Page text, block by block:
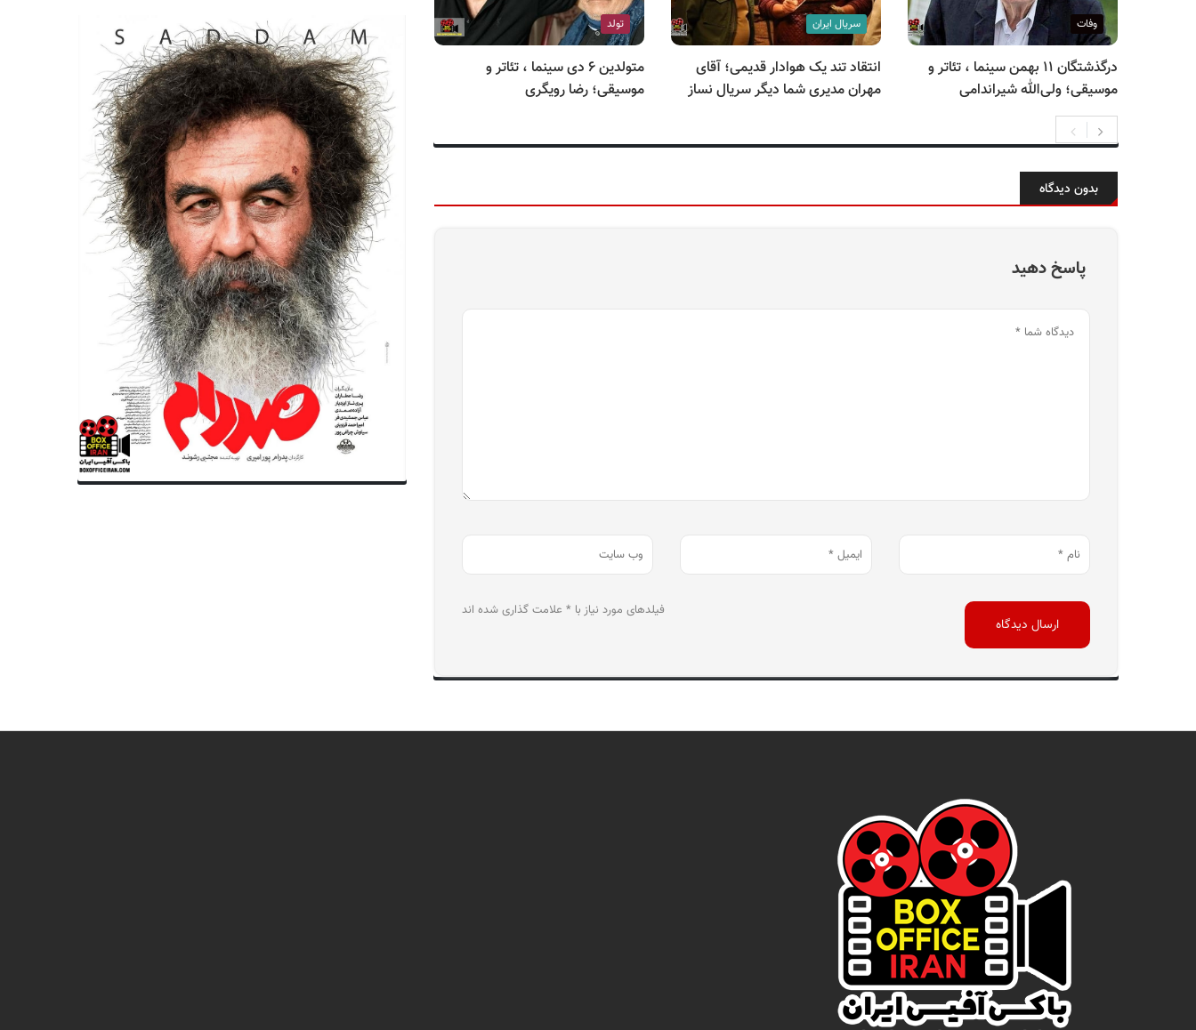
وفات
درگذشتگان ۱۱ بهمن سینما ، تئاتر و
موسیقی؛ ولی‌الله شیراندامی
سریال ایران
انتقاد تند یک هوادار قدیمی؛ آقای
مهران مدیری شما دیگر سریال نساز
تولد
متولدین ۶ دی سینما ، تئاتر و
موسیقی؛ رضا رویگری
سریال ایران
سریال «آسمون نارنجی» آماده پخش
شد؛ روایت انسان‌های کمتر دیده شده
متولدین ۸ آذر سینما ، تئاتر و
موسیقی؛ الهام حمیدی
بدون دیدگاه
پاسخ دهید
فیلدهای مورد نیاز با * علامت گذاری شده اند